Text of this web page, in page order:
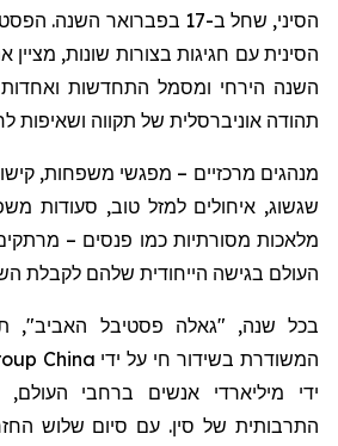
הסיני, שחל ב-17 בפברואר
הסינית עם חגיגות בצורות שונות,
השנה הירחי ומסמל התחדשות
תהודה אוניברסלית של תקווה ושאיפות
מנהגים מרכזיים – מפגשי משפחות,
שגשוג, איחולים למזל טוב, סעודות
מלאכות מסורתיות כמו פנסים –
העולם בגישה הייחודית שלהם לקבלת
בכל שנה, "גאלה פסטיבל האביב",
המשודרת בשידור חי על ידי China
ידי מיליארדי אנשים ברחבי